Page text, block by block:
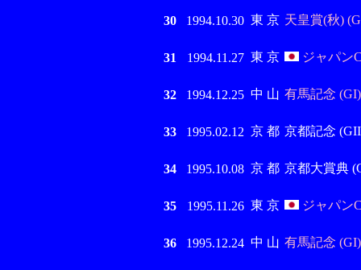
30 1994.10.30 東 京 天皇賞(秋)
31 1994.11.27 東 京 ジャパン
32 1994.12.25 中 山 有馬記念 (GI)
33 1995.02.12 京 都 京都記念
34 1995.10.08 京 都 京都大賞典
35 1995.11.26 東 京 ジャパン
36 1995.12.24 中 山 有馬記念 (GI)